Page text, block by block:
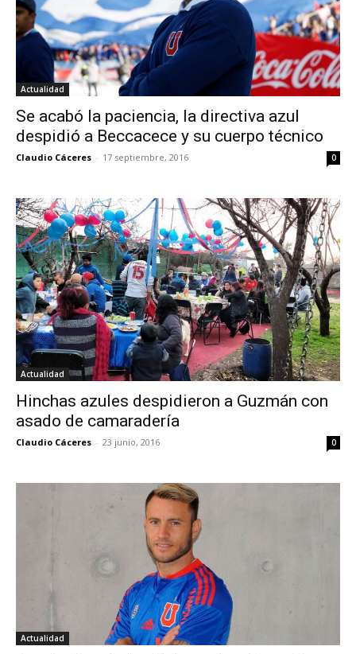
Actualidad
Se acabó la paciencia, la directiva azul
despidió a Beccacece y su cuerpo técnico
Claudio Cáceres - 17 septiembre, 2016 0
Actualidad
Hinchas azules despidieron a Guzmán con
asado de camaradería
Claudio Cáceres - 23 junio, 2016 0
Actualidad